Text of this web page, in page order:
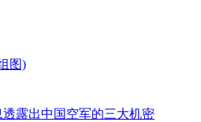
图)
露出中国空军的三大机密